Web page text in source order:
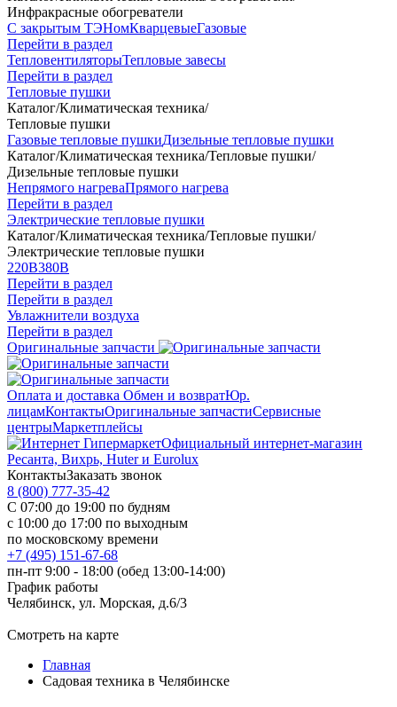
Инфракрасные обогреватели
С закрытым ТЭНомКварцевыеГазовые
Перейти в раздел
ТепловентиляторыТепловые завесы
Перейти в раздел
Тепловые пушки
Каталог/Климатическая техника/
Тепловые пушки
Газовые тепловые пушкиДизельные тепловые пушки
Каталог/Климатическая техника/Тепловые пушки/
Дизельные тепловые пушки
Непрямого нагреваПрямого нагрева
Перейти в раздел
Электрические тепловые пушки
Каталог/Климатическая техника/Тепловые пушки/
Электрические тепловые пушки
220В380В
Перейти в раздел
Перейти в раздел
Увлажнители воздуха
Перейти в раздел
Оригинальные запчасти
Оплата и доставка Обмен и возвратЮр.
лицамКонтактыОригинальные запчастиСервисные
центрыМаркетплейсы
Официальный интернет-магазин
Ресанта, Вихрь, Huter и Eurolux
КонтактыЗаказать звонок
8 (800) 777-35-42
С 07:00 до 19:00 по будням
с 10:00 до 17:00 по выходным
по московскому времени
+7 (495) 151-67-68
пн-пт 9:00 - 18:00 (обед 13:00-14:00)
График работы
Челябинск, ул. Морская, д.6/3
Смотреть на карте
Главная
Садовая техника в Челябинске